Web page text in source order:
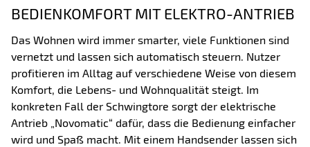
BEDIENKOMFORT MIT ELEKTRO-ANTRIEB
Das Wohnen wird immer smarter, viele Funktionen sind
vernetzt und lassen sich automatisch steuern. Nutzer
profitieren im Alltag auf verschiedene Weise von diesem
Komfort, die Lebens- und Wohnqualität steigt. Im
konkreten Fall der Schwingtore sorgt der elektrische
Antrieb „Novomatic“ dafür, dass die Bedienung einfacher
wird und Spaß macht. Mit einem Handsender lassen sich